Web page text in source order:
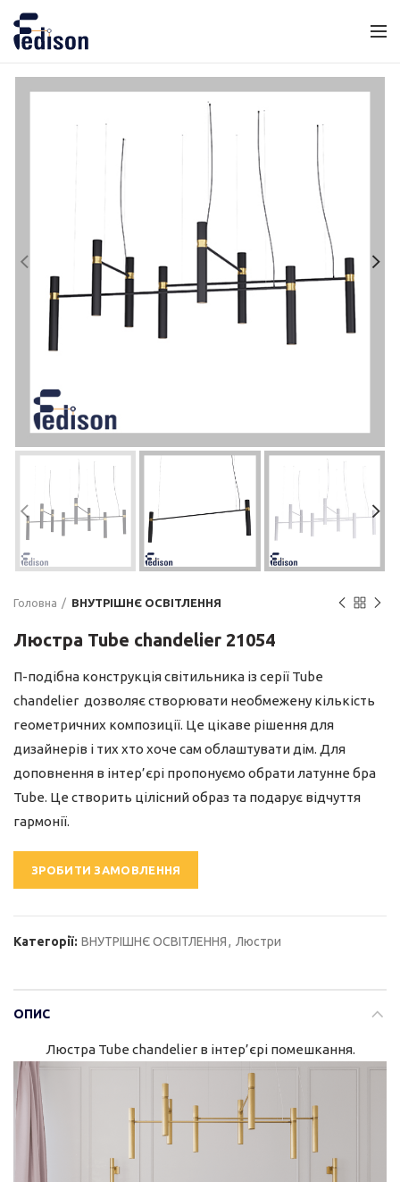
Головна ВНУТРІШНЄ ОСВІТЛЕННЯ
Люстра Tube chandelier 21054
П-подібна конструкція світильника із серії Tube
chandelier дозволяє створювати необмежену кількість
геометричних композиції. Це цікаве рішення для
дизайнерів і тих хто хоче сам облаштувати дім. Для
доповнення в інтер’єрі пропонуємо обрати латунне бра
Tube. Це створить цілісний образ та подарує відчуття
гармонії.
ЗРОБИТИ ЗАМОВЛЕННЯ
Категорії: ВНУТРІШНЄ ОСВІТЛЕННЯ, Люстри
ОПИС
Люстра Tube chandelier в інтер’єрі помешкання.